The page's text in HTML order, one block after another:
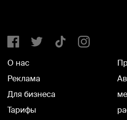
О нас
Реклама
Для бизнеса
Тарифы